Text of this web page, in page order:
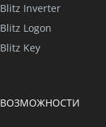
Blitz Inverter
Blitz Logon
Blitz Key
ВОЗМОЖНОСТИ